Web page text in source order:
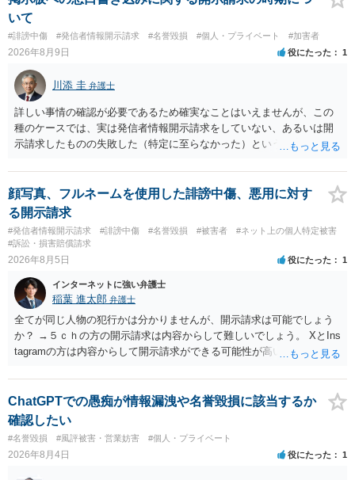
いて
#誹謗中傷 #発信者情報開示請求 #名誉毀損 #個人・プライベート #加害者
2026年8月9日 役にたった 1
川添 圭 弁護士
詳しい事情の確認が必要であるため確実なことはいえませんが、この
種のケースでは、実は発信者情報開示請求をしていない、あるいは開
示請求したものの失敗した（特定に至らなかった）という事案が比較
な投稿をする場合にはなおさら）。
顔写真、フルネームを使用した誹謗中傷、悪用に対す
る開示請求
#発信者情報開示請求 #誹謗中傷 #名誉毀損 #被害者
#ネット上の個人特定被害
#訴訟・損害賠償請求
2026年8月5日 役にたった 1
インターネットに強い弁護士
稲葉 進太郎 弁護士
全てが同じ人物の犯行かは分かりませんが、開示請求は可能でしょう
か？ →５ｃｈの方の開示請求は内容からして難しいでしょう。 XとIns
tagramの方は内容からして開示請求ができる可能性が高いでしょう。
いでしょう。７月中にアカウントが削除されている場合、今から進め
ても失敗する可能性が高いように思われます。 相手を特定できた場
合、相手に全ての弁護士費用を負担させることは可能でしょうか？ →
訴訟外の交渉で相手方が認めれば負担させることができるでしょう。
訴訟で判決となった場合は、実際の弁護士費用が認められる場合と認
められない場合があり何ともいえないところでしょう。
ChatGPTでの愚痴が情報漏洩や名誉毀損に該当するか
確認したい
#名誉毀損 #風評被害・営業妨害 #個人・プライベート
2026年8月4日 役にたった 1